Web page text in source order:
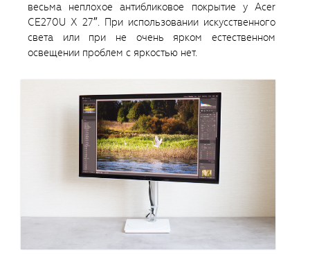
весьма неплохое антибликовое покрытие у Acer
CE270U X 27″. При использовании искусственного
света или при не очень ярком естественном
освещении проблем с яркостью нет.